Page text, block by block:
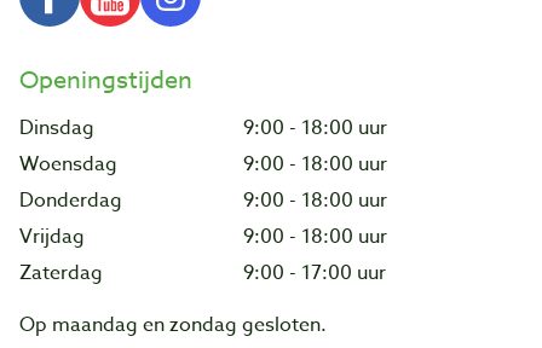
Openingstijden
Dinsdag
9:00 - 18:00 uur
Woensdag
9:00 - 18:00 uur
Donderdag
9:00 - 18:00 uur
Vrijdag
9:00 - 18:00 uur
Zaterdag
9:00 - 17:00 uur
Op maandag en zondag gesloten.